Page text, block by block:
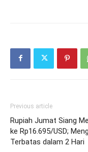
Previous article
Rupiah Jumat Siang
ke Rp16.695/USD;
Terbatas dalam 2 Hari